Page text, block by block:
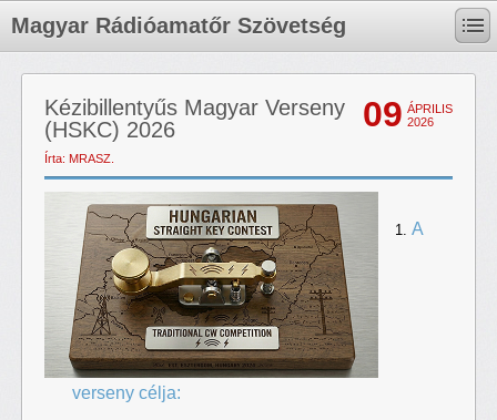
Magyar Rádióamatőr Szövetség
09 ÁPRILIS
2026
Kézibillentyűs Magyar Verseny
(HSKC) 2026
Írta: MRASZ.
A
verseny célja: